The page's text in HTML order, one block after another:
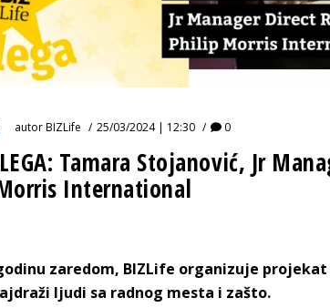
autorBIZLife 25/03/2024 | 12:30 0
Tamara Stojanović, Jr
International
zaredom, BIZLife organizuje projekat
ljudi sa radnog mesta i zašto.